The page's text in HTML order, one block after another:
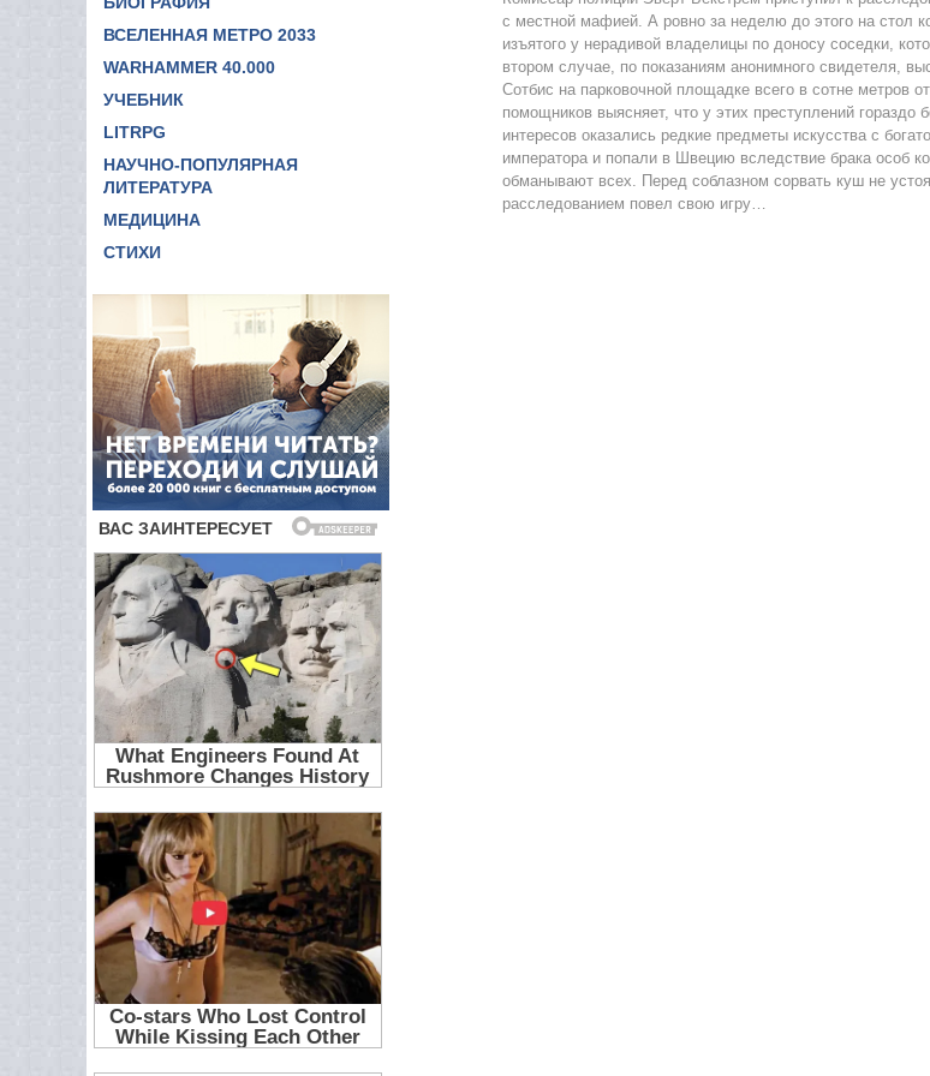
ВСЕЛЕННАЯ МЕТРО 2033
WARHAMMER 40.000
УЧЕБНИК
LITRPG
НАУЧНО-ПОПУЛЯРНАЯ
ЛИТЕРАТУРА
МЕДИЦИНА
СТИХИ
с местной мафией. А ровно за неделю до этого на стол
изъятого у нерадивой владелицы по доносу соседки,
втором случае, по показаниям анонимного свидетеля,
Сотбис на парковочной площадке всего в сотне метров
помощников выясняет, что у этих преступлений
интересов оказались редкие предметы искусства с
императора и попали в Швецию вследствие брака особ
обманывают всех. Перед соблазном сорвать куш не
расследованием повел свою игру…